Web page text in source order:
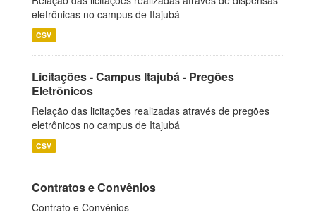
eletrônicas no campus de Itajubá
CSV
Licitações - Campus Itajubá - Pregões
Eletrônicos
Relação das licitações realizadas através de pregões
eletrônicos no campus de Itajubá
CSV
Contratos e Convênios
Contrato e Convênios